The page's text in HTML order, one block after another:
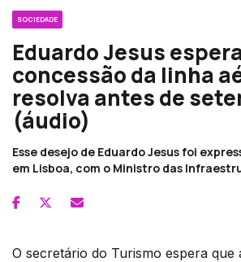
SOCIEDADE
Eduardo Jesus
concessão da linha
resolva antes de
(áudio)
Esse desejo de Eduardo Jesus foi
em Lisboa, com o Ministro das
O secretário do Turismo espera que